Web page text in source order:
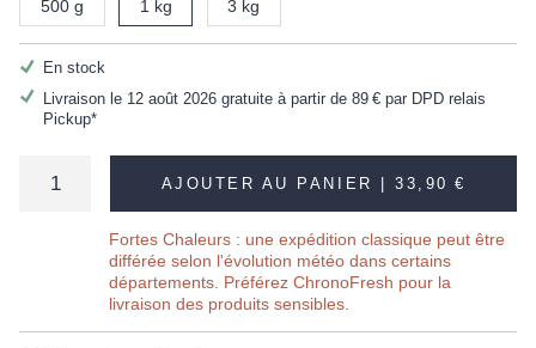
500 g 1 kg 3 kg
En stock
Livraison le 12 août 2026 gratuite à partir de 89 €par DPD relais
Pickup*
AJOUTER AU PANIER |33,90 €
Fortes Chaleurs : une expédition classique peut être
différée selon l'évolution météo dans certains
départements. Préférez ChronoFresh pour la
livraison des produits sensibles.